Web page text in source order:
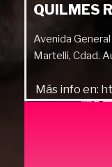
QUILMES
Avenida
Martelli, Cdad.
Más info en: